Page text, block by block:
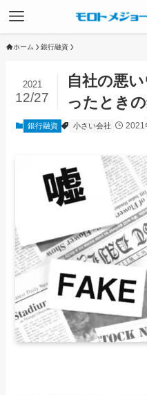
ホーム 銀行融資
自社の悪
ったとき
2021
12/27
銀行融資 小さい会社 2021